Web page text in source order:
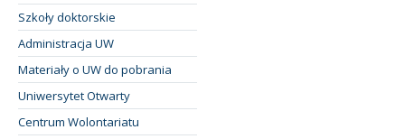
Szkoły doktorskie
Administracja UW
Materiały o UW do pobrania
Uniwersytet Otwarty
Centrum Wolontariatu